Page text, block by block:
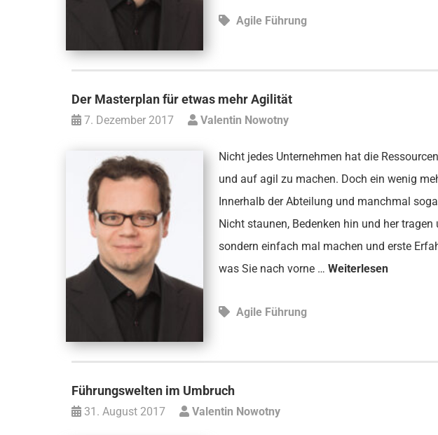
Agile Führung
Der Masterplan für etwas mehr Agilität
7. Dezember 2017 Valentin Nowotny
Nicht jedes Unternehmen hat die
und auf agil zu machen. Doch ein wenig
Innerhalb der Abteilung und manchmal
Nicht staunen, Bedenken hin und her
sondern einfach mal machen und erste
was Sie nach vorne … Weiterlesen
Agile Führung
Führungswelten im Umbruch
31. August 2017 Valentin Nowotny